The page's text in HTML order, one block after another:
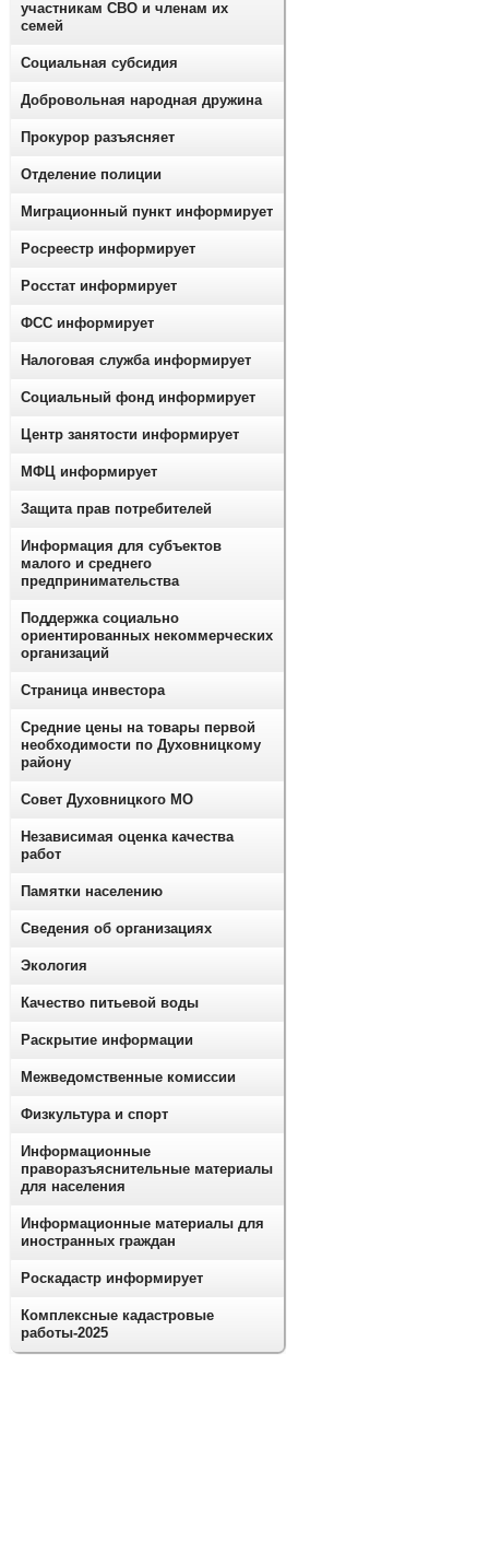
участникам СВО и членам их
семей
Социальная субсидия
Добровольная народная дружина
Прокурор разъясняет
Отделение полиции
Миграционный пункт информирует
Росреестр информирует
Росстат информирует
ФСС информирует
Налоговая служба информирует
Социальный фонд информирует
Центр занятости информирует
МФЦ информирует
Защита прав потребителей
Информация для субъектов
малого и среднего
предпринимательства
Поддержка социально
ориентированных некоммерческих
организаций
Страница инвестора
Средние цены на товары первой
необходимости по Духовницкому
району
Совет Духовницкого МО
Независимая оценка качества
работ
Памятки населению
Сведения об организациях
Экология
Качество питьевой воды
Раскрытие информации
Межведомственные комиссии
Физкультура и спорт
Информационные
праворазъяснительные материалы
для населения
Информационные материалы для
иностранных граждан
Роскадастр информирует
Комплексные кадастровые
работы-2025